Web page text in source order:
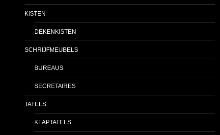
KISTEN
DEKENKISTEN
SCHRIJFMEUBELS
BUREAUS
SECRETAIRES
TAFELS
KLAPTAFELS